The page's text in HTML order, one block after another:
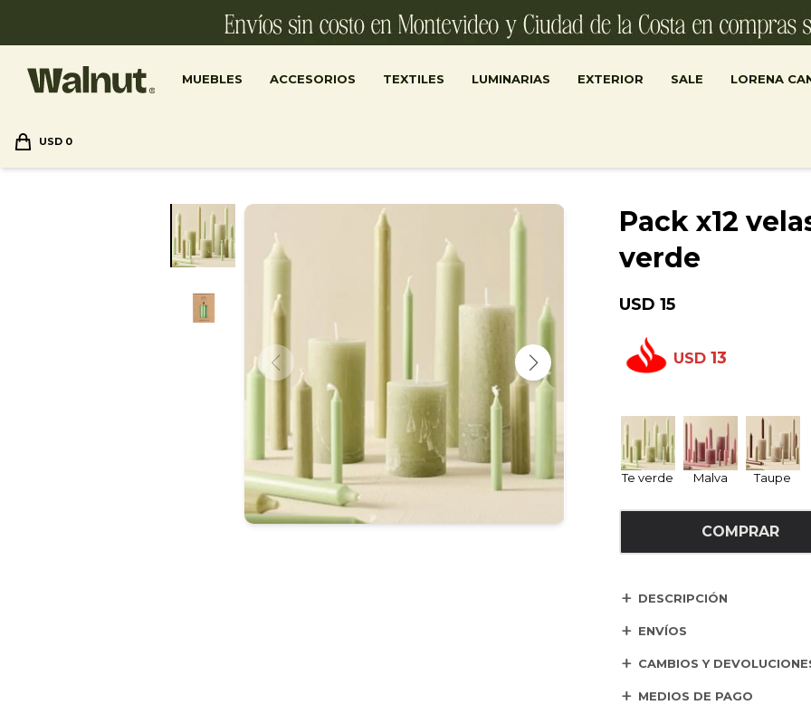
MUEBLES ACCESORIOS TEXTILES LUMINARIAS EXTERIOR SALE LORENA
USD 0
Pack x12
verde
USD 15
USD 13
Te verde Malva Taupe
COMPRAR
DESCRIPCIÓN
ENVÍOS
CAMBIOS Y
MEDIOS DE PAGO